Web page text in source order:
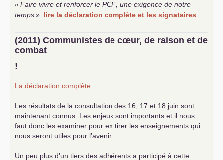
«Faire vivre et renforcer le PCF , une exigence de notre
temps» lire la déclaration complète et les signataires
(2011) Communistes de cœur, de raison et de
combat
!
La déclaration complète
Les résultats de la consultation des 16, 17 et 18 juin sont
maintenant connus. Les enjeux sont importants et il nous
faut donc les examiner pour en tirer les enseignements qui
nous seront utiles pour l’avenir.
Un peu plus d’un tiers des adhérents a participé à cette